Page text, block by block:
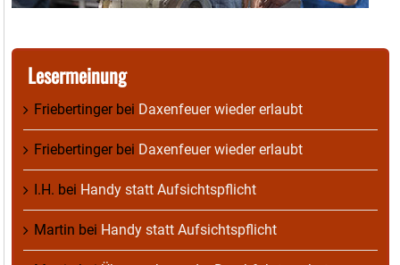
Lesermeinung
Friebertingerbei Daxenfeuer wieder erlaubt
Friebertingerbei Daxenfeuer wieder erlaubt
I.H. bei Handy statt Aufsichtspflicht
Martin bei Handy statt Aufsichtspflicht